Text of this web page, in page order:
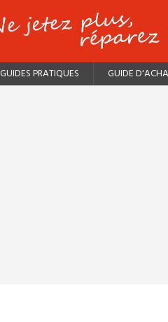
GUIDES PRATIQUES GUIDE